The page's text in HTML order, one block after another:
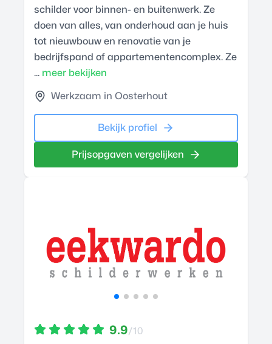
schilder voor binnen- en buitenwerk. Ze
doen van alles, van onderhoud aan je huis
tot nieuwbouw en renovatie van je
bedrijfspand of appartementencomplex. Ze
... meer bekijken
Werkzaam in Oosterhout
Bekijk profiel
Prijsopgaven vergelijken
9.9/10